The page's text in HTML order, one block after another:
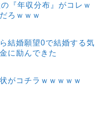
『年収分布』がコレｗ
ろｗｗｗ
結婚願望0で結婚する気
に励んできた
がコチラｗｗｗｗｗ